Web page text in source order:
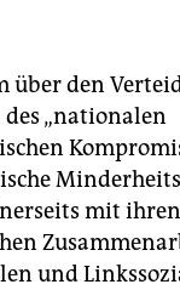
über den
„nationalen
mit ihren
und